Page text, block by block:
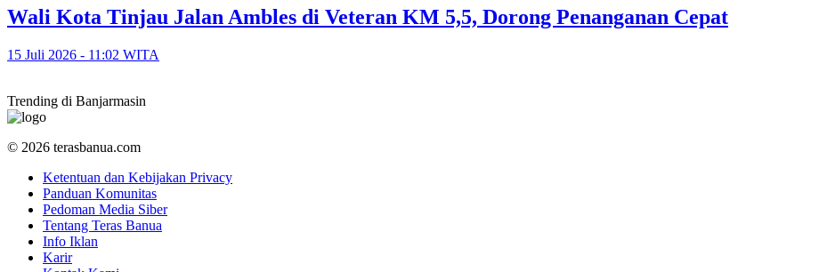
​Wali Kota Tinjau Jalan Ambles di Veteran KM 5,5, Dorong Penanganan Cepat
15 Juli 2026 - 11:02 WITA
Trending di Banjarmasin
© 2026 terasbanua.com
Ketentuan dan Kebijakan Privacy
Panduan Komunitas
Pedoman Media Siber
Tentang Teras Banua
Info Iklan
Karir